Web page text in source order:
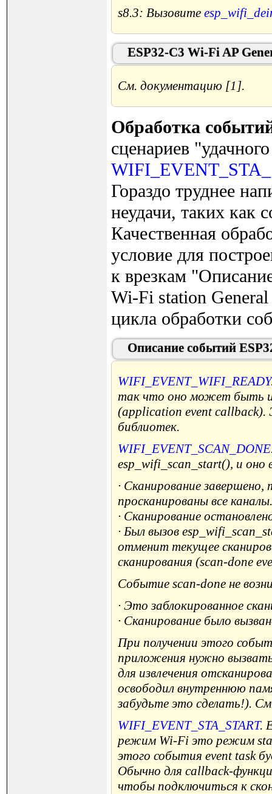
s8.3: Вызовите
ESP32-C3 Wi-Fi AP
См. документацию [1].
Обработка
сценариев
Гораздо труднее
неудачи, таких как
Качественная
условие для
к врезкам
Wi-Fi station
цикла обработки
Описание событий
WIFI_EVENT_WIFI_READY
так что оно может быть
(application event
библиотек.
WIFI_EVENT_SCAN_DONE
esp_wifi_scan_start(), и оно
· Сканирование
просканированы все каналы.
· Сканирование
· Был вызов
отменит текущее
сканирования (scan-done
Событие scan-done не
· Это заблокированное
· Сканирование было
При получении этого
приложения нужно
для извлечения
освободил внутреннюю
забудьте это сделать!).
WIFI_EVENT_STA_START.
режим Wi-Fi это режим
этого события event task
Обычно для callback-
чтобы подключиться к